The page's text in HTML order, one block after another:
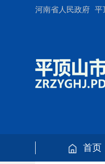
河南省人民政府 平
首页